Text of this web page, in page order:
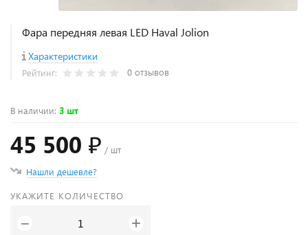
Фара передняя левая LED Haval Jolion
Характеристики
Рейтинг: 0 отзывов
В наличии: 3 шт
45 500 ₽ / шт
Нашли дешевле?
УКАЖИТЕ КОЛИЧЕСТВО
− +